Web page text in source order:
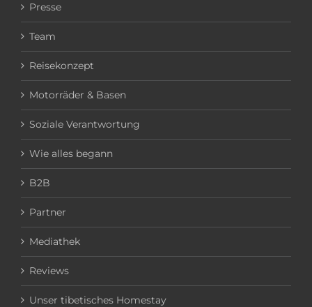
Presse
Team
Reisekonzept
Motorräder & Basen
Soziale Verantwortung
Wie alles begann
B2B
Partner
Mediathek
Reviews
Unser tibetisches Homestay